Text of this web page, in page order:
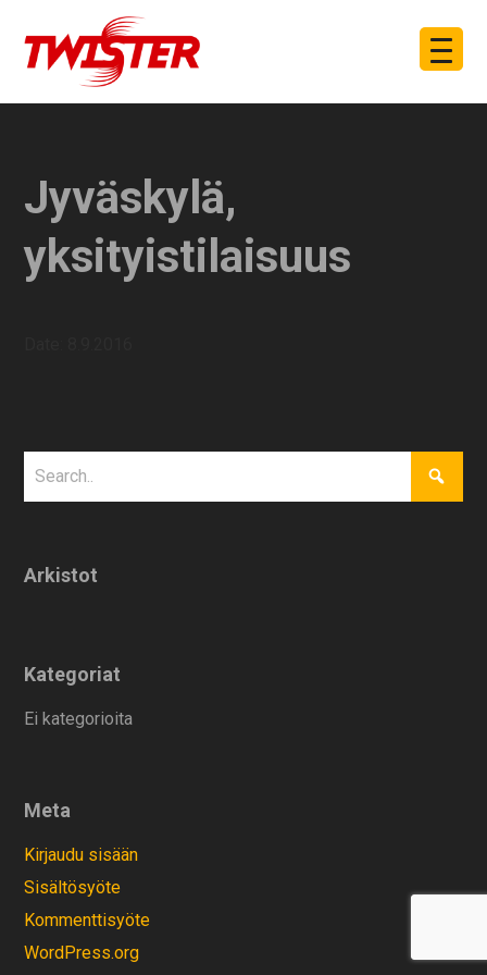
Jyväskylä,
yksityistilaisuus
Arkistot
Kategoriat
Ei kategorioita
Meta
Kirjaudu sisään
Sisältösyöte
Kommenttisyöte
WordPress.org